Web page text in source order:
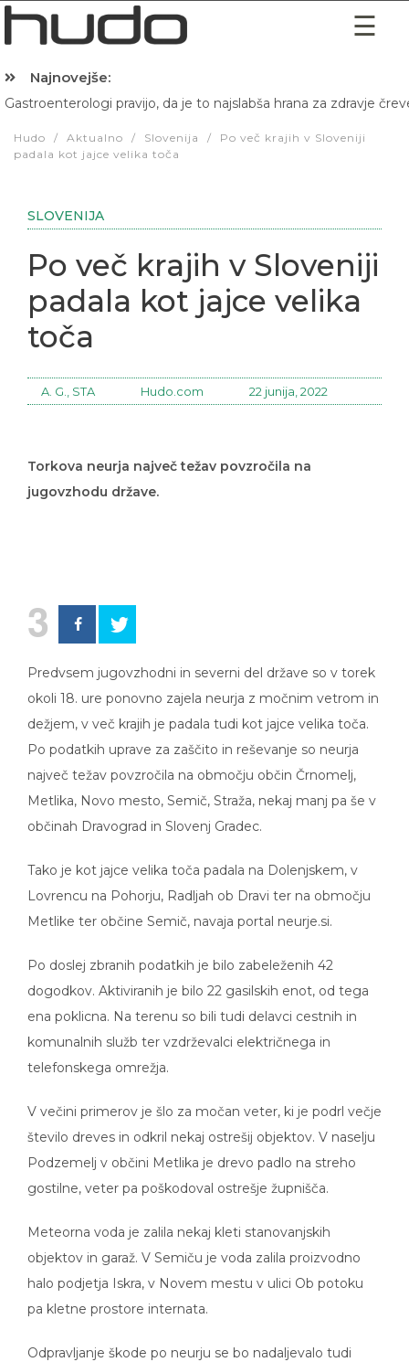
Najnovejše:
Gastroenterologi pravijo, da je to najslabša hrana za zdravje
Hudo / Aktualno / Slovenija /
Po več krajih v Sloveniji
padala kot jajce velika toča
SLOVENIJA
Po več krajih v Sloveniji
padala kot jajce velika
toča
A. G., STA Hudo.com 22 junija, 2022
Torkova neurja največ težav povzročila na
jugovzhodu države.
3
Predvsem jugovzhodni in severni del države so v torek
okoli 18. ure ponovno zajela neurja z močnim vetrom in
dežjem, v več krajih je padala tudi kot jajce velika toča.
Po podatkih uprave za zaščito in reševanje so neurja
največ težav povzročila na območju občin Črnomelj,
Metlika, Novo mesto, Semič, Straža, nekaj manj pa še v
občinah Dravograd in Slovenj Gradec.
Tako je kot jajce velika toča padala na Dolenjskem, v
Lovrencu na Pohorju, Radljah ob Dravi ter na območju
Metlike ter občine Semič, navaja portal neurje.si.
Po doslej zbranih podatkih je bilo zabeleženih 42
dogodkov. Aktiviranih je bilo 22 gasilskih enot, od tega
ena poklicna. Na terenu so bili tudi delavci cestnih in
komunalnih služb ter vzdrževalci električnega in
telefonskega omrežja.
V večini primerov je šlo za močan veter, ki je podrl večje
število dreves in odkril nekaj ostrešij objektov. V naselju
Podzemelj v občini Metlika je drevo padlo na streho
gostilne, veter pa poškodoval ostrešje župnišča.
Meteorna voda je zalila nekaj kleti stanovanjskih
objektov in garaž. V Semiču je voda zalila proizvodno
halo podjetja Iskra, v Novem mestu v ulici Ob potoku
pa kletne prostore internata.
Odpravljanje škode po neurju se bo nadaljevalo tudi